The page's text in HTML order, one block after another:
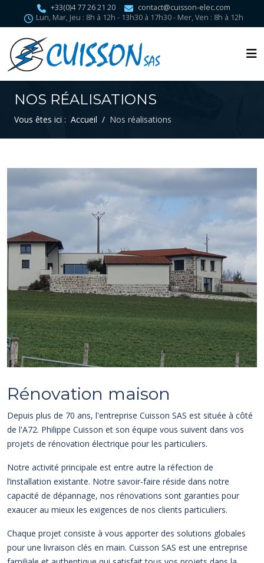
+33(0)4 77 26 21 20
contact@cuisson-elec.com
Lun, Mar, Jeu : 8h à 12h - 13h30 à 17h30 - Mer, Ven : 8h à 12h
NOS RÉALISATIONS
Vous êtes ici : Accueil Nos réalisations
Rénovation maison
Depuis plus de 70 ans, l'entreprise Cuisson SAS est située à côté
de l'A72. Philippe Cuisson et son équipe vous suivent dans vos
projets de rénovation électrique pour les particuliers.
Notre activité principale est entre autre la réfection de
l’installation existante. Notre savoir-faire réside dans notre
capacité de dépannage, nos rénovations sont garanties pour
exaucer au mieux les exigences de nos clients particuliers.
Chaque projet consiste à vous apporter des solutions globales
pour une livraison clés en main. Cuisson SAS est une entreprise